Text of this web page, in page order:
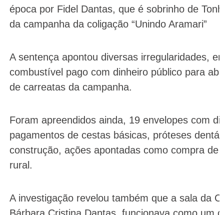
época por Fidel Dantas, que é sobrinho de
da campanha da coligação “Unindo Aramari”
A sentença apontou diversas irregularidades,
combustível pago com dinheiro público para
de carreatas da campanha.
Foram apreendidos ainda, 19 envelopes com
pagamentos de cestas básicas, próteses
construção, ações apontadas como compra de
rural.
A investigação revelou também que a sala da
Bárbara Cristina Dantas, funcionava como um